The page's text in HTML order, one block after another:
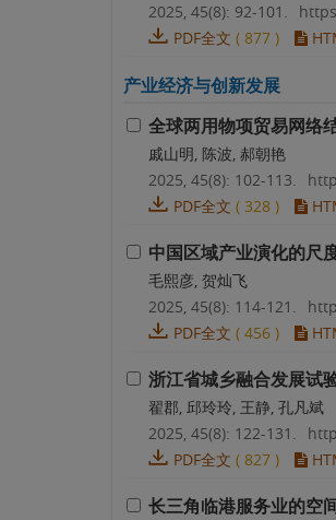
2025, 45(8): 92-101.
PDF全文 ( 877 )
产业经济与创新发展
全球两用物项贸易网络
戚山明, 陈波, 郝朝艳
2025, 45(8): 102-113.
PDF全文 ( 328 )
中国区域产业演化的尺
毛熙彦, 贺灿飞
2025, 45(8): 114-121.
PDF全文 ( 456 )
浙江省城乡融合发展试
翟郡, 邱玲玲, 王静, 孔凡斌
2025, 45(8): 122-131.
PDF全文 ( 827 )
长三角临港服务业的空